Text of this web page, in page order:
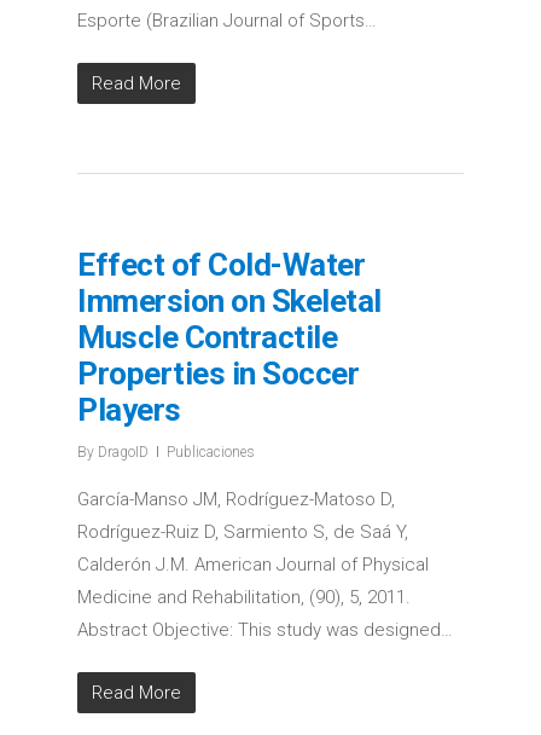
Esporte (Brazilian Journal of Sports…
Read More
Effect of Cold-Water
Immersion on Skeletal
Muscle Contractile
Properties in Soccer
Players
By DragoID Publicaciones
García-Manso JM, Rodríguez-Matoso D,
Rodríguez-Ruiz D, Sarmiento S, de Saá Y,
Calderón J.M. American Journal of Physical
Medicine and Rehabilitation, (90), 5, 2011.
Abstract Objective: This study was designed…
Read More